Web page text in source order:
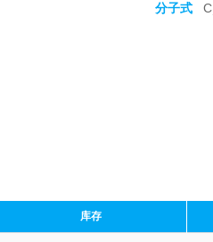
分子式 C
库存